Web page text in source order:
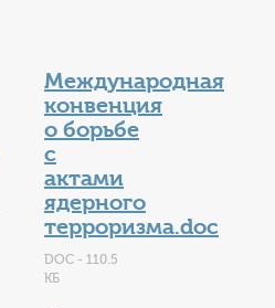
Международная
конвенция
о борьбе
с
актами
ядерного
терроризма.doc
DOC - 110.5
КБ